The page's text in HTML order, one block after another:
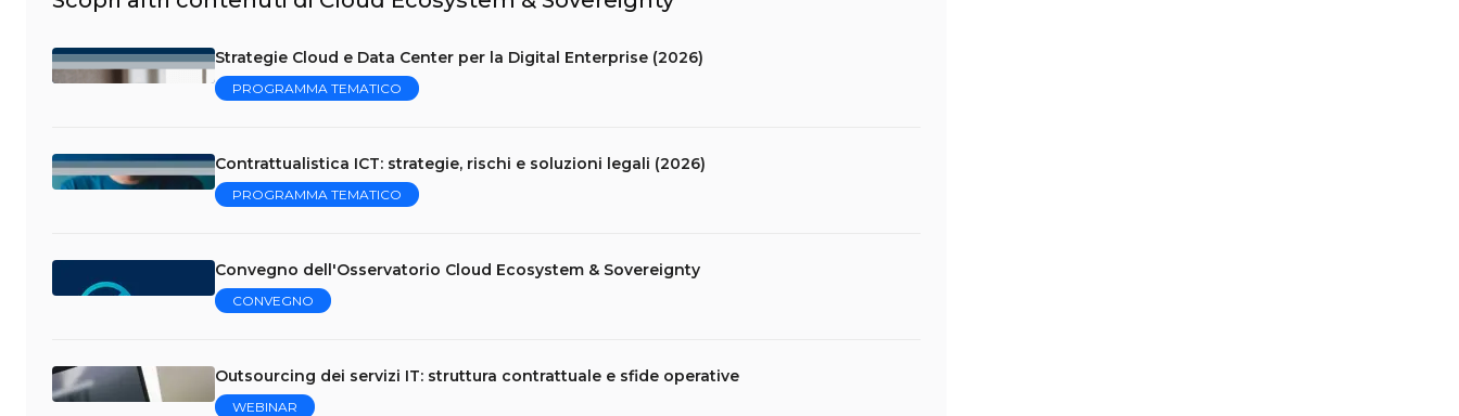
Strategie Cloud e Data Center per la Digital Enterprise (2026)
PROGRAMMA TEMATICO
Contrattualistica ICT: strategie, rischi e soluzioni legali (2026)
PROGRAMMA TEMATICO
Convegno dell'Osservatorio Cloud Ecosystem & Sovereignty
CONVEGNO
Outsourcing dei servizi IT: struttura contrattuale e sfide operative
WEBINAR